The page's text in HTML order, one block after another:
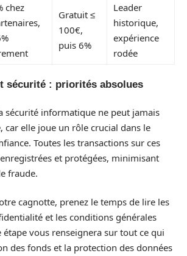
chez
Gratuit ≤
100€,
puis 6%
Leader
historique,
expérience
rodée
sécurité : priorités absolues
sécurité informatique ne peut jamais
car elle joue un rôle crucial dans le
Toutes les transactions sur ces
et protégées, minimisant
fraude.
cagnotte, prenez le temps de lire les
et les conditions générales
étape vous renseignera sur tout ce qui
des fonds et la protection des données